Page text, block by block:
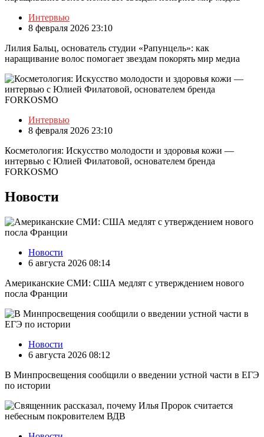
Интервью
8 февраля 2026 23:10
Лилия Бальц, основатель студии «Рапунцель»: как
наращивание волос помогает звездам покорять мир медиа
Интервью
8 февраля 2026 23:10
Косметология: Искусство молодости и здоровья кожи —
интервью с Юлией Филатовой, основателем бренда
FORKOSMO
Новости
Новости
6 августа 2026 08:14
Американские СМИ: США медлят с утверждением нового
посла Франции
Новости
6 августа 2026 08:12
В Минпросвещения сообщили о введении устной части в ЕГЭ
по истории